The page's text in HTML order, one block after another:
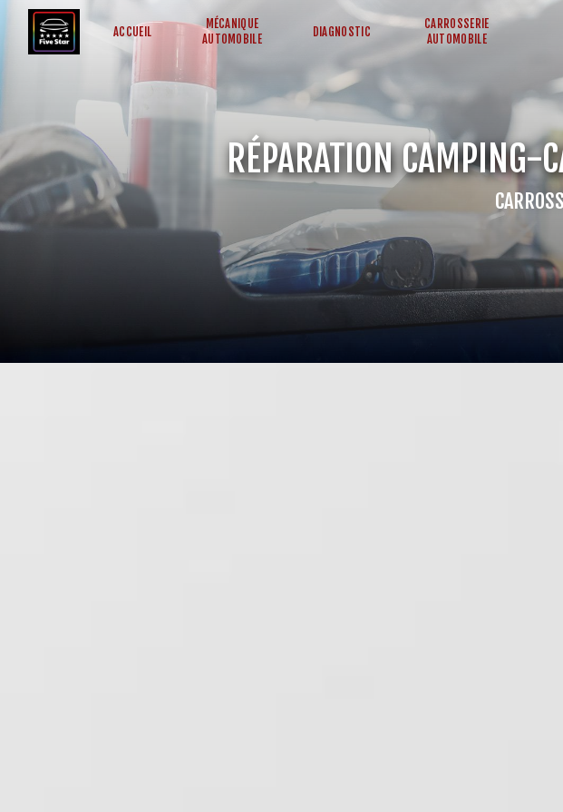
ACCUEIL
MÉCANIQUE
AUTOMOBILE
DIAGNOSTIC
CARROSSERIE
AUTOMOBILE
RÉPARATION CAMPING-
Panneau de gestion des cookies